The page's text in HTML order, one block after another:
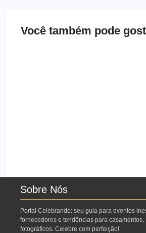
Você também pode
Sobre Nós
Portal Celebrando: seu guia para eventos
fornecedores e tendências para
fotográficos. Celebre com perfeição!